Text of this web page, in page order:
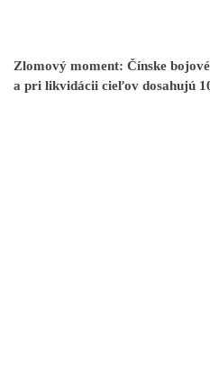
Zlomový moment: Čínske
a pri likvidácii cieľov dosahujú